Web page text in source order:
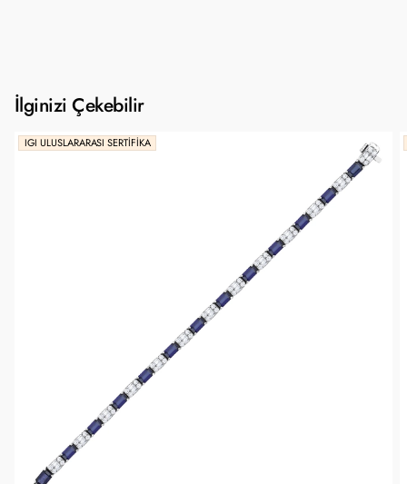
İlginizi Çekebilir
IGI ULUSLARARASI SERTIFIKA